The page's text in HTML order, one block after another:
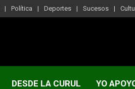
Política Deportes Sucesos
DESDE LA CURUL YO